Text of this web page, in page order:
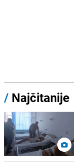
/ Najčitanije